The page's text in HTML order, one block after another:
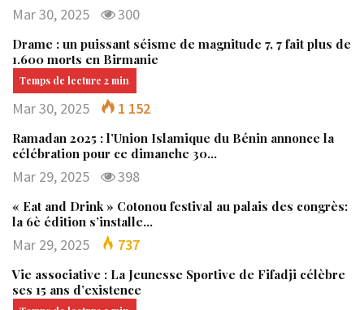
Mar 30, 2025 300
Drame : un puissant séisme de magnitude 7, 7 fait plus de
1.600 morts en Birmanie
Mar 30, 2025 1 152
Ramadan 2025 : l’Union Islamique du Bénin annonce la
célébration pour ce dimanche 30…
Mar 29, 2025 398
« Eat and Drink » Cotonou festival au palais des congrès:
la 6è édition s’installe…
Mar 29, 2025 737
Vie associative : La Jeunesse Sportive de Fifadji célèbre
ses 15 ans d’existence